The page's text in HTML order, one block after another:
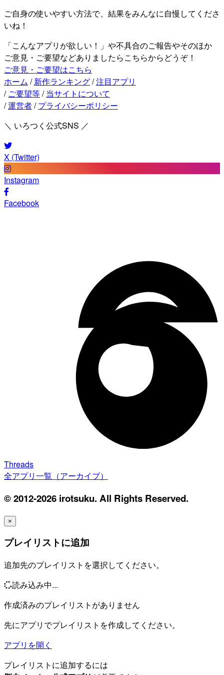
ご自身の使いやすい方法で、結果をみんなに自慢してくださ
いね！
「こんなアプリが欲しい！」や不具合のご報告やそのほか
ご意見・ご要望などありましたらこちらからどうぞ！
ご意見・ご要望はこちら
ホーム / 新作ランキング/注目アプリ
/ ご要望等/ 当サイトについて
/運営者/ プライバシーポリシー
＼ いろつく公式SNS ／
X (Twitter)
Instagram
Facebook
Threads
全アプリ一覧（アーカイブ）
© 2012-2026 irotsuku. All Rights Reserved.
×
プレイリストに追加
追加先のプレイリストを選択してください。
読み込み中...
作成済みのプレイリストがありません
先にアプリでプレイリストを作成してください。
アプリを開く
プレイリストに追加するには